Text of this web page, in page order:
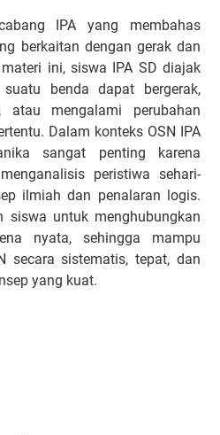
IPA yang membahas
berkaitan dengan gerak dan
ini, siswa IPA SD diajak
benda dapat bergerak,
atau mengalami perubahan
Dalam konteks OSN IPA
sangat penting karena
peristiwa sehari-
ilmiah dan penalaran logis.
siswa untuk menghubungkan
nyata, sehingga mampu
secara sistematis, tepat, dan
yang kuat.